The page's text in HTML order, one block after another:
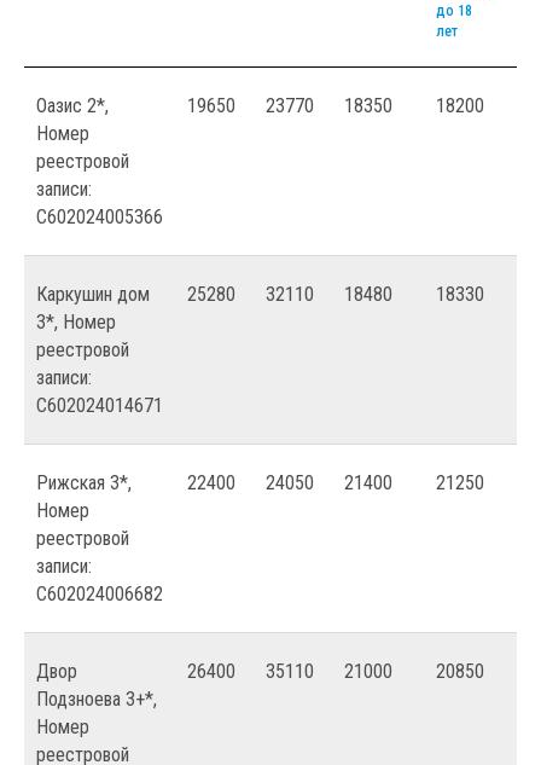
до 18
лет
Оазис 2*,
Номер
реестровой
записи:
С602024005366
19650 23770 18350 18200
Каркушин дом
3*, Номер
реестровой
записи:
С602024014671
25280 32110 18480 18330
Рижская 3*,
Номер
реестровой
записи:
С602024006682
22400 24050 21400 21250
Двор
Подзноева 3+*,
Номер
реестровой
26400 35110 21000 20850